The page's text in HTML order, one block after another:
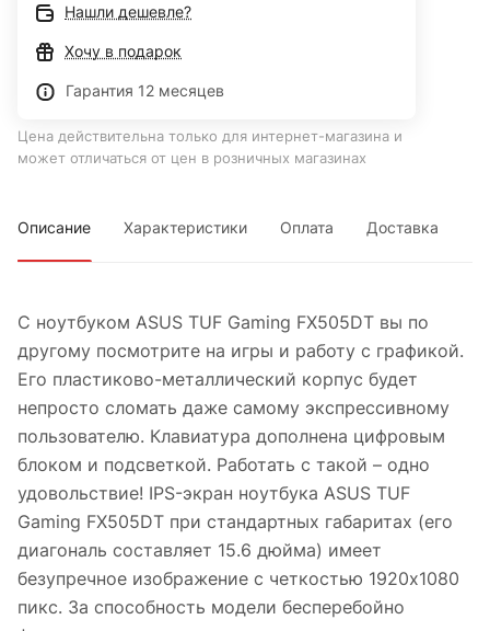
Нашли дешевле?
Хочу в подарок
Гарантия 12 месяцев
Цена действительна только для интернет-магазина и
может отличаться от цен в розничных магазинах
Описание Характеристики Оплата Доставка
С ноутбуком ASUS TUF Gaming FX505DT вы по
другому посмотрите на игры и работу с графикой.
Его пластиково-металлический корпус будет
непросто сломать даже самому экспрессивному
пользователю. Клавиатура дополнена цифровым
блоком и подсветкой. Работать с такой – одно
удовольствие! IPS-экран ноутбука ASUS TUF
Gaming FX505DT при стандартных габаритах (его
диагональ составляет 15.6 дюйма) имеет
безупречное изображение с четкостью 1920x1080
пикс. За способность модели бесперебойно